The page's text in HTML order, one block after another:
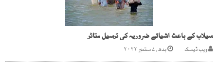
سیلاب کے باعث اشیائے ضروریہ کی ترسیل متاثر
ویب ڈیسک بدھ, ۷ ستمبر ۲۰۲۲